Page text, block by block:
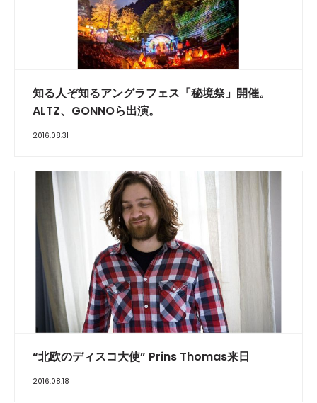
知る人ぞ知るアングラフェス「秘境祭」開催。
ALTZ、GONNOら出演。
2016.08.31
“北欧のディスコ大使” Prins Thomas来日
2016.08.18